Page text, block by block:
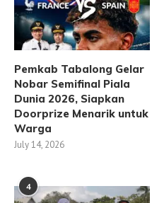
Pemkab Tabalong Gelar
Nobar Semifinal Piala
Dunia 2026, Siapkan
Doorprize Menarik untuk
Warga
July 14, 2026
4